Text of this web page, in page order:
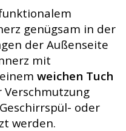
genügsam in der
der Außenseite
mit
weichen Tuch
Verschmutzung
oder
werden.